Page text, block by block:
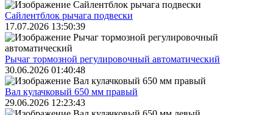
Сайлентблок рычага подвески
17.07.2026 13:50:39
Рычаг тормозной регулировочный автоматический
30.06.2026 01:40:48
Вал кулачковый 650 мм правый
29.06.2026 12:23:43